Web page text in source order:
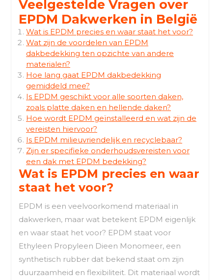
Veelgestelde Vragen over
EPDM Dakwerken in België
Wat is EPDM precies en waar staat het voor?
Wat zijn de voordelen van EPDM
dakbedekking ten opzichte van andere
materialen?
Hoe lang gaat EPDM dakbedekking
gemiddeld mee?
Is EPDM geschikt voor alle soorten daken,
zoals platte daken en hellende daken?
Hoe wordt EPDM geïnstalleerd en wat zijn de
vereisten hiervoor?
Is EPDM milieuvriendelijk en recyclebaar?
Zijn er specifieke onderhoudsvereisten voor
een dak met EPDM bedekking?
Wat is EPDM precies en waar
staat het voor?
EPDM is een veelvoorkomend materiaal in
dakwerken, maar wat betekent EPDM eigenlijk
en waar staat het voor? EPDM staat voor
Ethyleen Propyleen Dieen Monomeer, een
synthetisch rubber dat bekend staat om zijn
duurzaamheid en flexibiliteit. Dit materiaal wordt